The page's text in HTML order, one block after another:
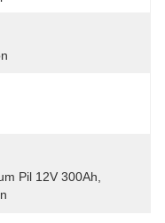
Pil 12V 300Ah